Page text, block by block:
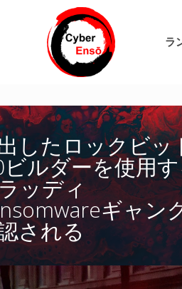
ラ
したロックビッ
ルダーを使用
ッディ
ギャン
される